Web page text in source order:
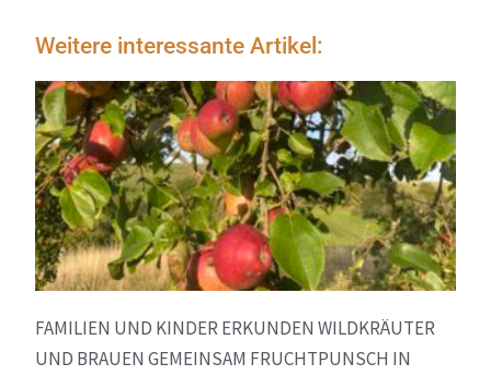
Weitere interessante Artikel:
FAMILIEN UND KINDER ERKUNDEN WILDKRÄUTER
UND BRAUEN GEMEINSAM FRUCHTPUNSCH IN